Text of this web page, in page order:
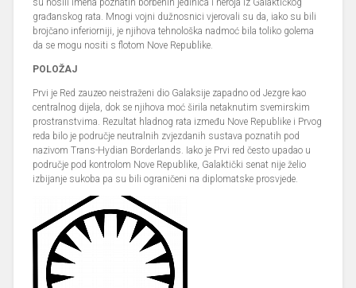
su nosili imena poznatih borbenih jedinica i heroja iz Galaktičkog
građanskog rata. Mnogi vojni dužnosnici vjerovali su da, iako su bili
brojčano inferiorniji, je njihova tehnološka nadmoć bila toliko golema
da se mogu nositi s flotom Nove Republike.
POLOŽAJ
Prvi je Red zauzeo neistraženi dio Galaksije zapadno od Jezgre kao
centralnog dijela, dok se njihova moć širila netaknutim svemirskim
prostranstvima. Rezultat hladnog rata između Nove Republike i Prvog
reda bilo je područje neutralnih zvjezdanih sustava poznatih pod
nazivom Trans-Hydian Borderlands. Iako je Prvi red često upadao u
područje pod kontrolom Nove Republike, Galaktički senat nije želio
izbijanje sukoba pa su bili ograničeni na diplomatske prosvjede.